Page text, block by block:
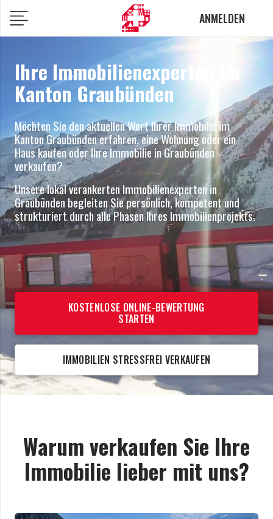
ANMELDEN
Ihre Immobilienexperten im
Kanton Graubünden
Möchten Sie den aktuellen Wert Ihrer Immobilie im
Kanton Graubünden erfahren, eine Wohnung oder ein
Haus kaufen oder Ihre Immobilie in Graubünden
verkaufen?
Unsere lokal verankerten Immobilienexperten in
Graubünden begleiten Sie persönlich, kompetent und
strukturiert durch alle Phasen Ihres Immobilienprojekts.
KOSTENLOSE ONLINE-BEWERTUNG
STARTEN
IMMOBILIEN STRESSFREI VERKAUFEN
Warum verkaufen Sie Ihre
Immobilie lieber mit uns?